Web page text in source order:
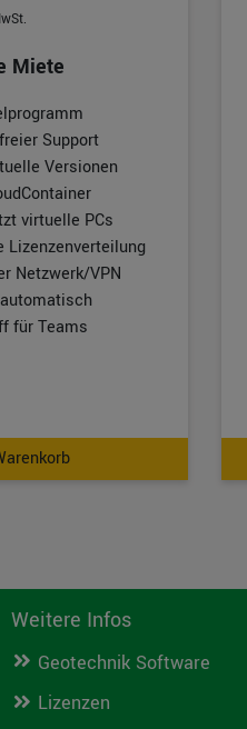
Miete
Support
Versionen
virtuelle PCs
Lizenzenverteilung
Netzwerk/VPN
für Teams
Weitere Infos
Geotechnik Software
Lizenzen